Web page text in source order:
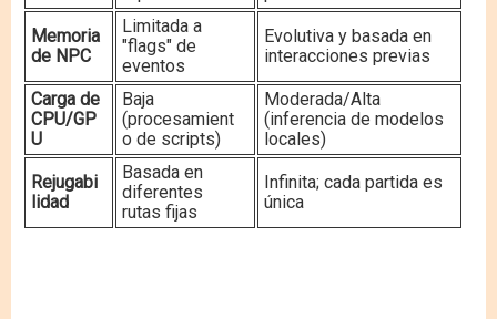
Memoria
de NPC
Limitada a
"flags" de
eventos
Evolutiva y basada en
interacciones previas
Carga de
CPU/GP
U
Baja
(procesamient
o de scripts)
Moderada/Alta
(inferencia de modelos
locales)
Rejugabi
lidad
Basada en
diferentes
rutas fijas
Infinita; cada partida es
única